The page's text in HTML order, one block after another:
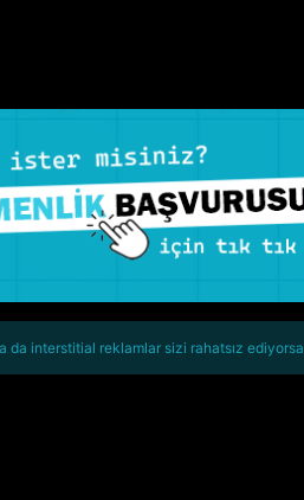
da interstitial reklamlar sizi rahatsız ediyorsa